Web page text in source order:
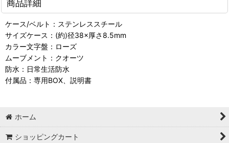
商品詳細
ケース/ベルト：ステンレススチール
サイズケース：(約)径38×厚さ8.5mm
カラー文字盤：ローズ
ムーブメント：クオーツ
防水：日常生活防水
付属品：専用BOX、説明書
ホーム
ショッピングカート